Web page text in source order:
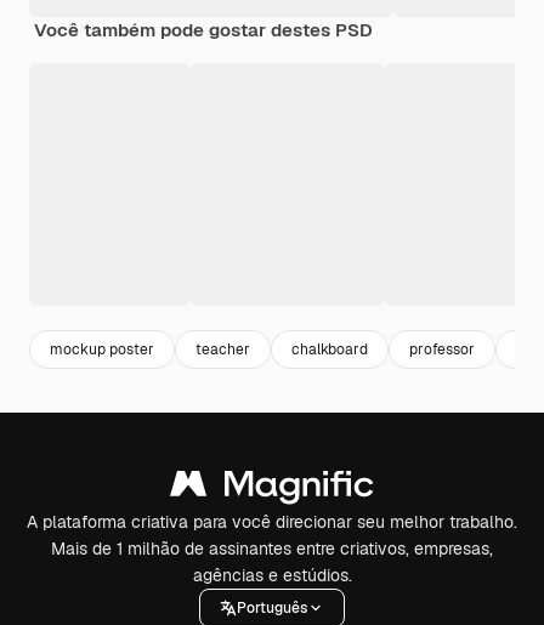
Você também pode gostar destes PSD
mockup poster teacher chalkboard professor
A plataforma criativa para você direcionar seu melhor trabalho.
Mais de 1 milhão de assinantes entre criativos, empresas,
agências e estúdios.
Português